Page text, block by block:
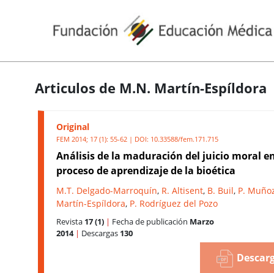
Articulos de M.N. Martín-Espíldora
Original
FEM 2014; 17 (1): 55-62 | DOI: 10.33588/fem.171.715
Análisis de la maduración del juicio moral
proceso de aprendizaje de la bioética
M.T. Delgado-Marroquín, R. Altisent, B. Buil, P.
Martín-Espíldora, P. Rodríguez del Pozo
Revista 17 (1) | Fecha de publicación Marzo
2014 | Descargas 130